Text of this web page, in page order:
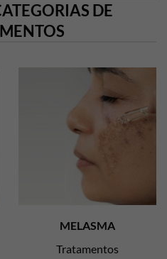
DE
MELASMA
Tratamentos